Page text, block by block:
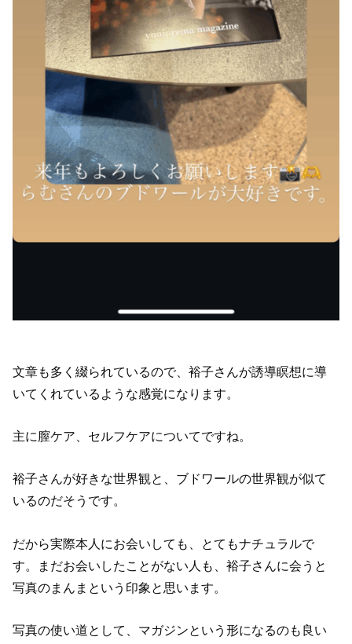
文章も多く綴られているので、裕子さんが誘導瞑想に導
いてくれているような感覚になります。
主に膣ケア、セルフケアについてですね。
裕子さんが好きな世界観と、ブドワールの世界観が似て
いるのだそうです。
だから実際本人にお会いしても、とてもナチュラルで
す。まだお会いしたことがない人も、裕子さんに会うと
写真のまんまという印象と思います。
写真の使い道として、マガジンという形になるのも良い